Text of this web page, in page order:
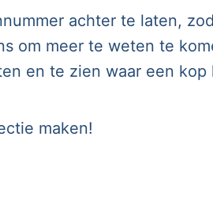
achter te laten,
om meer te weten te
en te zien waar een
maken!